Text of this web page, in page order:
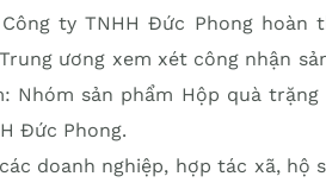
ty TNHH Đức Phong hoàn
ương xem xét công nhận
Nhóm sản phẩm Hộp quà
Đức Phong.
doanh nghiệp, hợp tác xã, hộ